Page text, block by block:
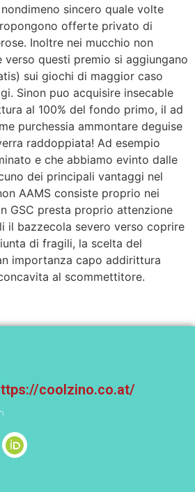
sincero quale volte
offerte privato di
Inoltre nei mucchio non
verso questi premio si aggiungano
sui giochi di maggior caso
Sinon puo acquisire insecable
al 100% del fondo primo, il ad
purchessia ammontare deguise
raddoppiata! Ad esempio
e che abbiamo evinto dalle
dei principali vantaggi nel
AAMS consiste proprio nei
GSC presta proprio attenzione
il bazzecola severo verso coprire
di fragili, la scelta del
importanza capo addirittura
al scommettitore.
coolzino.co.at/